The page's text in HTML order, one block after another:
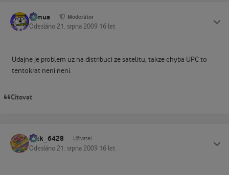
tomus Moderátor
Odesláno 21. srpna 2009 16 let
Udajne je problem uz na distribuci ze satelitu, takze chyba UPC to
tentokrat neni neni.
Citovat
Jack_6428 Uživatel
Odesláno 21. srpna 2009 16 let